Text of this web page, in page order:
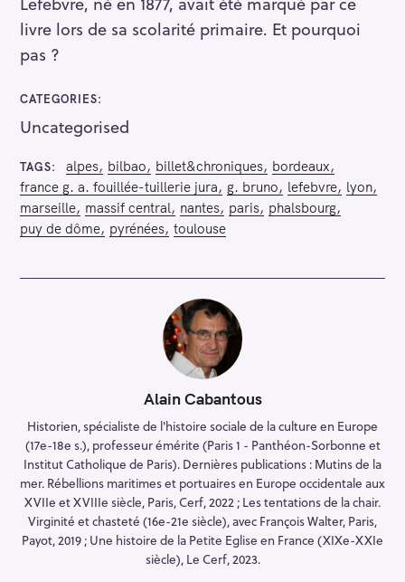
livre lors de sa scolarité primaire. Et pourquoi
pas ?
CATEGORIES
Uncategorised
TAGS alpes bilbao billet&chroniques
bordeaux
france g. a. fouillée-tuillerie jura
g. bruno lefebvre lyon
marseille massif central nantes paris phalsbourg
puy de dôme pyrénées toulouse
Alain Cabantous
Historien, spécialiste de l'histoire sociale de la culture en Europe
(17e-18e s.), professeur émérite (Paris 1 - Panthéon-Sorbonne et
Institut Catholique de Paris). Dernières publications : Mutins de la
mer. Rébellions maritimes et portuaires en Europe occidentale aux
XVIIe et XVIIIe siècle, Paris, Cerf, 2022 ; Les tentations de la chair.
Virginité et chasteté (16e-21e siècle), avec François Walter, Paris,
Payot, 2019 ; Une histoire de la Petite Eglise en France (XIXe-XXIe
siècle), Le Cerf, 2023.
r
c
h
o
r